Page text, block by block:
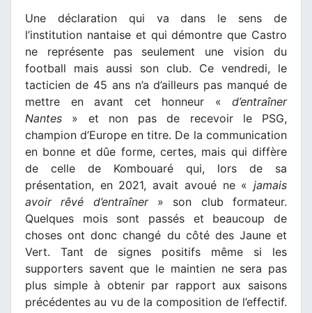
Une déclaration qui va dans le sens de
l’institution nantaise et qui démontre que Castro
ne représente pas seulement une vision du
football mais aussi son club. Ce vendredi, le
tacticien de 45 ans n’a d’ailleurs pas manqué de
mettre en avant cet honneur « d’entraîner
Nantes » et non pas de recevoir le PSG,
champion d’Europe en titre. De la communication
en bonne et dûe forme, certes, mais qui diffère
de celle de Kombouaré qui, lors de sa
présentation, en 2021, avait avoué ne « jamais
avoir rêvé d’entraîner» son club formateur.
Quelques mois sont passés et beaucoup de
choses ont donc changé du côté des Jaune et
Vert. Tant de signes positifs même si les
supporters savent que le maintien ne sera pas
plus simple à obtenir par rapport aux saisons
précédentes au vu de la composition de l’effectif.